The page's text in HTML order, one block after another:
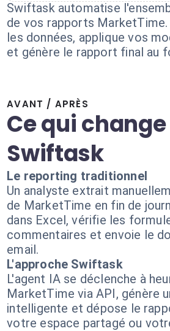
Swiftask automatise
de vos rapports
les données, applique vos
et génère le rapport final au
AVANT / APRÈS
Ce qui
Swiftask
Le reporting traditionnel
Un analyste extrait
de MarketTime en fin de
dans Excel, vérifie les
commentaires et envoie le
email.
L'approche Swiftask
L'agent IA se déclenche à
MarketTime via API, génère
intelligente et dépose le
votre espace partagé ou